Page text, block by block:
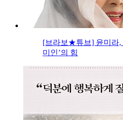
[브라보★튜브] 윤미라,
미인’의 힘